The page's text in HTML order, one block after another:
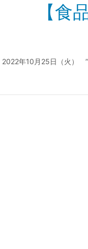
【食
2022年10月25日（火） ”